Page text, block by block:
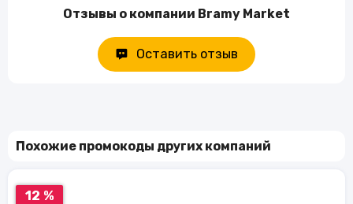
Отзывы о компании Bramy Market
Оставить отзыв
Похожие промокоды других компаний
12 %